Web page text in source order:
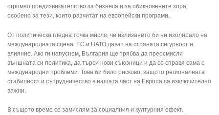
огромно предизвикателство за бизнеса и за обикновените хора,
особено за тези, които разчитат на европейски програми.
От политическа гледна точка мисля, че излизането би ни изолирало на
международната сцена. ЕС и НАТО дават на страната сигурност и
влияние. Ако ги напуснем, България ще трябва да преосмисли
външната си политика, да търси нови съюзници и да се справя сама с
международни проблеми. Това би било рисково, защото регионалната
стабилност и сътрудничество в нашата част на Европа са изключително
важни.
В същото време се замислям за социалния и културния ефект.